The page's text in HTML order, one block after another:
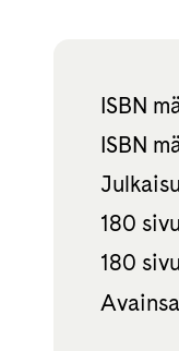
ISBN
ISBN
180
180